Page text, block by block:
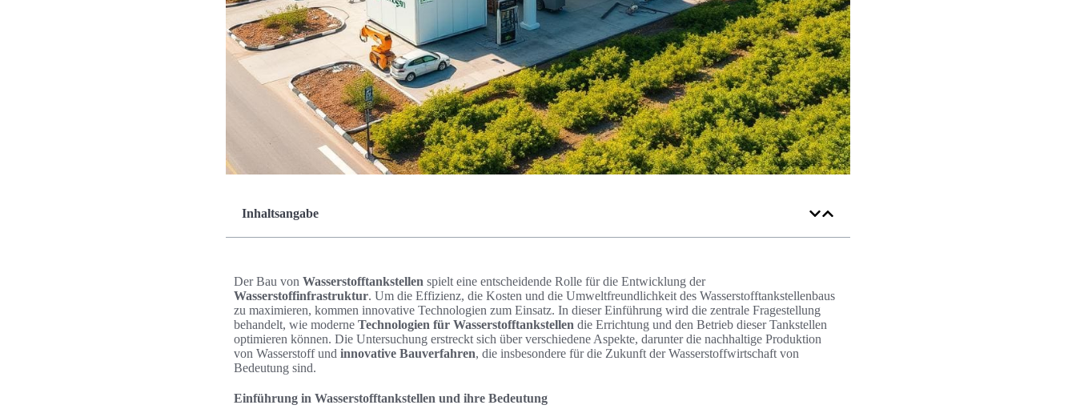
Inhaltsangabe
Der Bau von Wasserstofftankstellen spielt eine entscheidende Rolle für die Entwicklung der
Wasserstoffinfrastruktur. Um die Effizienz, die Kosten und die Umweltfreundlichkeit des Wasserstofftankstellenbaus
zu maximieren, kommen innovative Technologien zum Einsatz. In dieser Einführung wird die zentrale Fragestellung
behandelt, wie moderne Technologien für Wasserstofftankstellen die Errichtung und den Betrieb dieser Tankstellen
optimieren können. Die Untersuchung erstreckt sich über verschiedene Aspekte, darunter die nachhaltige Produktion
von Wasserstoff und innovative Bauverfahren, die insbesondere für die Zukunft der Wasserstoffwirtschaft von
Bedeutung sind.
Einführung in Wasserstofftankstellen und ihre Bedeutung